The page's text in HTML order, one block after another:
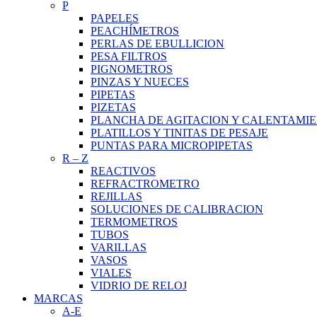
P
PAPELES
PEACHÍMETROS
PERLAS DE EBULLICION
PESA FILTROS
PIGNOMETROS
PINZAS Y NUECES
PIPETAS
PIZETAS
PLANCHA DE AGITACION Y
PLATILLOS Y TINITAS DE PESAJE
PUNTAS PARA MICROPIPETAS
R – Z
REACTIVOS
REFRACTROMETRO
REJILLAS
SOLUCIONES DE CALIBRACION
TERMOMETROS
TUBOS
VARILLAS
VASOS
VIALES
VIDRIO DE RELOJ
MARCAS
A-E